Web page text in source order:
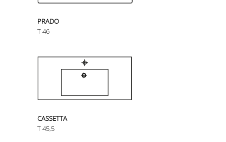
PRADO
T 46
CASSETTA
T 45,5